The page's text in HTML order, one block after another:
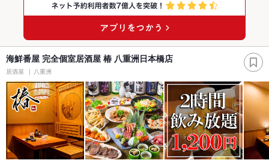
海鮮番屋 完全個室居酒屋 椿 八重洲日本橋店
居酒屋 八重洲